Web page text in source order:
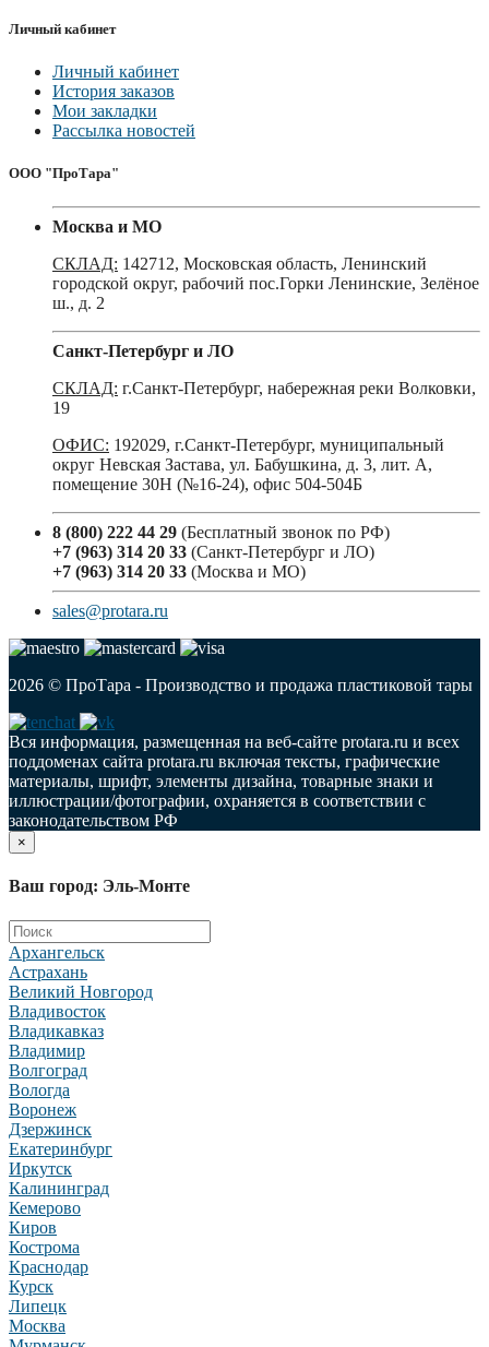
Личный кабинет
Личный кабинет
История заказов
Мои закладки
Рассылка новостей
ООО "ПроТара"
Москва и МО
СКЛАД: 142712, Московская область, Ленинский
городской округ, рабочий пос.Горки Ленинские, Зелёное
ш., д. 2
Санкт-Петербург и ЛО
СКЛАД: г.Санкт-Петербург, набережная реки Волковки,
19
ОФИС: 192029, г.Санкт-Петербург, муниципальный
округ Невская Застава, ул. Бабушкина, д. 3, лит. А,
помещение 30Н (№16-24), офис 504-504Б
8 (800) 222 44 29 (Бесплатный звонок по РФ)
+7 (963) 314 20 33 (Санкт-Петербург и ЛО)
+7 (963) 314 20 33 (Москва и МО)
sales@protara.ru
2026 © ПроТара - Производство и продажа пластиковой тары
Вся информация, размещенная на веб-сайте protara.ru и всех
поддоменах сайта protara.ru включая тексты, графические
материалы, шрифт, элементы дизайна, товарные знаки и
иллюстрации/фотографии, охраняется в соответствии с
законодательством РФ
×
Ваш город: Эль-Монте
Архангельск
Астрахань
Великий Новгород
Владивосток
Владикавказ
Владимир
Волгоград
Вологда
Воронеж
Дзержинск
Екатеринбург
Иркутск
Калининград
Кемерово
Киров
Кострома
Краснодар
Курск
Липецк
Москва